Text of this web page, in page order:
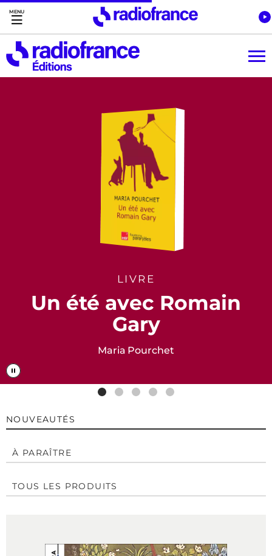
Accès direct :
Menu principal
Contenu
LIVRE
Un été avec Romain
Gary
Maria Pourchet
NOUVEAUTÉS
À PARAÎTRE
TOUS LES PRODUITS